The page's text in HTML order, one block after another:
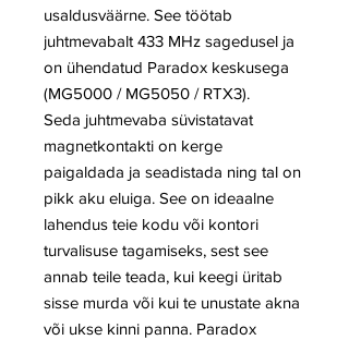
usaldusväärne. See töötab
juhtmevabalt 433 MHz sagedusel ja
on ühendatud Paradox keskusega
(MG5000 / MG5050 / RTX3).
Seda juhtmevaba süvistatavat
magnetkontakti on kerge
paigaldada ja seadistada ning tal on
pikk aku eluiga. See on ideaalne
lahendus teie kodu või kontori
turvalisuse tagamiseks, sest see
annab teile teada, kui keegi üritab
sisse murda või kui te unustate akna
või ukse kinni panna. Paradox